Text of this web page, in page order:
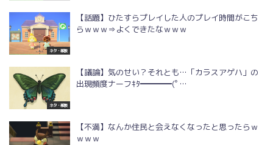
ネタ・雑談
【話題】ひたすらプレイした人のプレイ時間がこち
らｗｗｗ⇒よくできたなｗｗｗ
ネタ・雑談
【議論】気のせい？それとも…「カラスアゲハ」の
出現頻度ナーフｷﾀ━━━━(ﾟ…
【不満】なんか住民と会えなくなったと思ったらｗ
ｗｗｗ